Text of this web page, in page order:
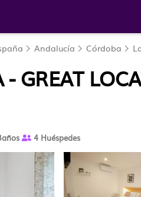
Andalucía Córdoba
GREAT
4 Huéspedes